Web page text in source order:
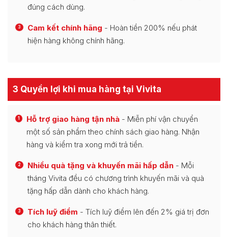
đúng cách dùng.
3 Cam kết chính hãng - Hoàn tiền 200% nếu phát
hiện hàng không chính hãng.
3 Quyền lợi khi mua hàng tại Vivita
1 Hỗ trợ giao hàng tận nhà - Miễn phí vận chuyển
một số sản phẩm theo chính sách giao hàng. Nhận
hàng và kiểm tra xong mới trả tiền.
2 Nhiều quà tặng và khuyến mãi hấp dẫn - Mỗi
tháng Vivita đều có chương trình khuyến mãi và quà
tặng hấp dẫn dành cho khách hàng.
3 Tích luỹ điểm - Tích luỹ điểm lên đến 2% giá trị đơn
cho khách hàng thân thiết.